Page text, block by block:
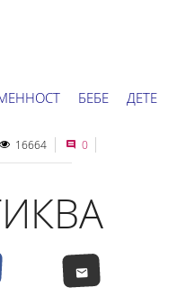
БЕБЕ ДЕТЕ
ХОРОСКОП
16664 0